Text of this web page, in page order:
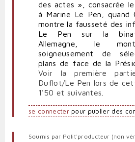
des actes », consacrée
à Marine Le Pen, quand
montre la fausseté des
Le Pen sur la
Allemagne, le
soigneusement de
plans de face de la
Voir la première
Duflot/Le Pen lors de
1'50 et suivantes
se connecterpour publier des
Soumis par Polit'producteur (non